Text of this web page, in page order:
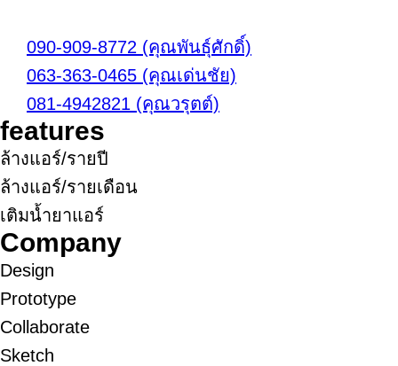
090-909-8772 (คุณพันธุ์ศักดิ์)
063-363-0465 (คุณเด่นชัย)
081-4942821 (คุณวรุตต์)
features
ล้างแอร์/รายปี
ล้างแอร์/รายเดือน
เติมน้ำยาแอร์
Company
Design
Prototype
Collaborate
Sketch